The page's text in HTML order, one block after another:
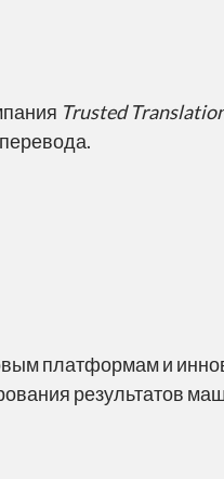
Trusted
платформам и
результатов